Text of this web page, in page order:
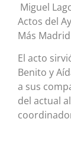
Miguel
Actos del
Más
El acto
Benito y
a sus
del actual